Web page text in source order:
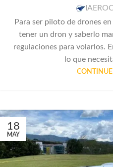
Para ser piloto de drones
tener un dron y saberlo
regulaciones para volarlos.
lo que
18
MAY